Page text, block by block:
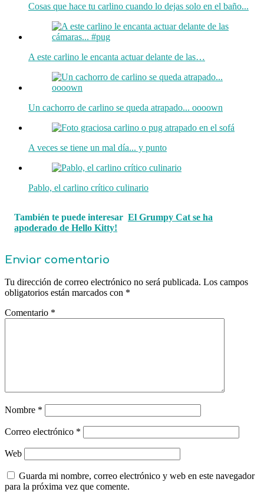
Cosas que hace tu carlino cuando lo dejas solo en el baño...
A este carlino le encanta actuar delante de las…
Un cachorro de carlino se queda atrapado... oooown
A veces se tiene un mal día... y punto
Pablo, el carlino crítico culinario
También te puede interesar El Grumpy Cat se ha
apoderado de Hello Kitty!
Enviar comentario
Tu dirección de correo electrónico no será publicada. Los campos
obligatorios están marcados con *
Comentario *
Nombre *
Correo electrónico *
Web
Guarda mi nombre, correo electrónico y web en este navegador
para la próxima vez que comente.